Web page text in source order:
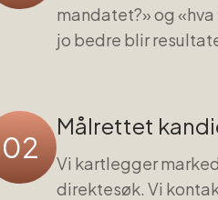
mandatet?» og
jo bedre blir
02
Målrettet
Vi kartlegger
direktesøk. Vi